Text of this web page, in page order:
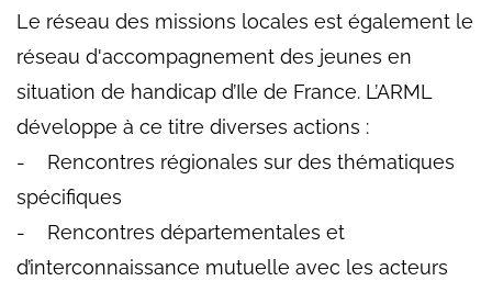
Le réseau des missions locales est également le
réseau d'accompagnement des jeunes en
situation de handicap d’Ile de France. L’ARML
développe à ce titre diverses actions :
- Rencontres régionales sur des thématiques
spécifiques
- Rencontres départementales et
d’interconnaissance mutuelle avec les acteurs